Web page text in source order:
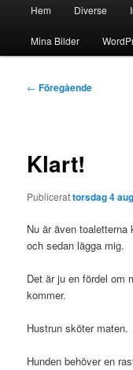
Hem Diverse
Mina Bilder
Inläggsnavigering
← Föregående
Klart!
Publicerattorsdag 4
Nu är även
och sedan lägga mig.
Det är ju en fördel om
kommer.
Hustrun sköter maten.
Hunden behöver en